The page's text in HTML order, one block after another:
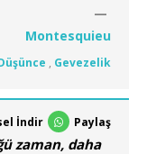
Montesquieu
, Gevezelik
İndir Paylaş
zaman, daha